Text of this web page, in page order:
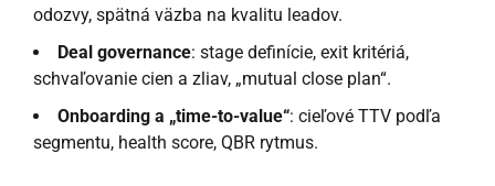
odozvy, spätná väzba na kvalitu leadov.
Deal governance: stage definície, exit kritériá,
schvaľovanie cien a zliav, „mutual close plan“.
Onboarding a „time-to-value“: cieľové TTV podľa
segmentu, health score, QBR rytmus.